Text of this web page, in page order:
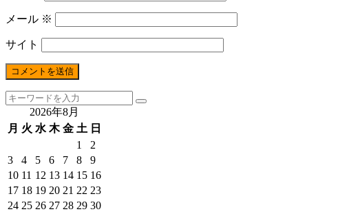
メール ※
サイト
2026年8月
月 火 水 木 金 土 日
1
2
3
4 5 6 7 8
9
10 11 12 13 14 15 16
17 18 19 20 21 22 23
24 25 26 27 28 29 30